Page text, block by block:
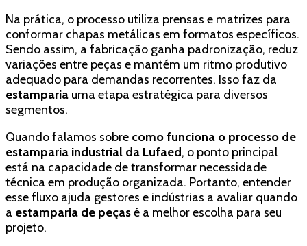
Na prática, o processo utiliza prensas e matrizes para
conformar chapas metálicas em formatos específicos.
Sendo assim, a fabricação ganha padronização, reduz
variações entre peças e mantém um ritmo produtivo
adequado para demandas recorrentes. Isso faz da
estamparia uma etapa estratégica para diversos
segmentos.
Quando falamos sobre como funciona o processo de
estamparia industrial da Lufaed, o ponto principal
está na capacidade de transformar necessidade
técnica em produção organizada. Portanto, entender
esse fluxo ajuda gestores e indústrias a avaliar quando
a estamparia de peçasé a melhor escolha para seu
projeto.